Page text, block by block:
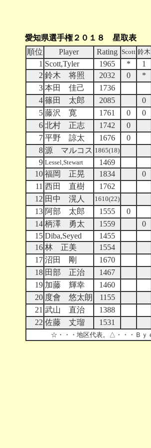
愛知県選手権２０１８ 星取表
順位
Player Rating Scott 鈴木
1 Scott,Tyler 1965 * 1
2 鈴木 将照 2032 0 *
3 本田 佳己 1736
4 篠田 太郎 2085 0
5 藤沢 寛 1761 0 0
6 北村 正志 1742 0
7 平野 諒太 1676 0
8 源 マルコス 1865(18)
9 Lessel,Stewart 1469
10 福岡 正晃 1834 0
11 西田 直樹 1762
12 田中 滉人 1610(22)
13 阿部 太郎 1555 0
14 柄澤 勇太 1559 0
15 Diba,Seyed 1455
16 林 正美 1554
17 沼田 剛 1670
18 田部 正治 1467
19 加藤 輝幸 1460
20 度會 悠太朗 1155
21 武山 直治 1388
22 佐藤 丈瑠 1531
☆・・・地区代表。△・・・Ｂｙ